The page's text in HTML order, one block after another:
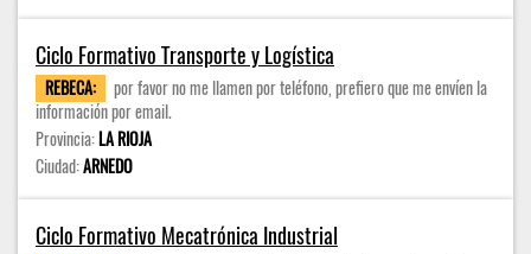
Ciclo Formativo Transporte y Logística
REBECA:
por favor no me llamen por teléfono, prefiero que me envíen la
información por email.
Provincia:LA RIOJA
Ciudad:ARNEDO
Ciclo Formativo Mecatrónica Industrial